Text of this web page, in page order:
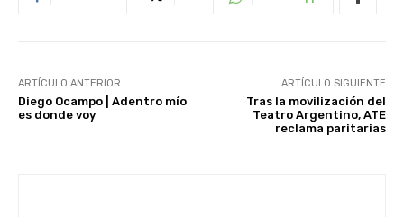
ARTÍCULO ANTERIOR
Diego Ocampo | Adentro mío
es donde voy
ARTÍCULO SIGUIENTE
Tras la movilización del
Teatro Argentino, ATE
reclama paritarias